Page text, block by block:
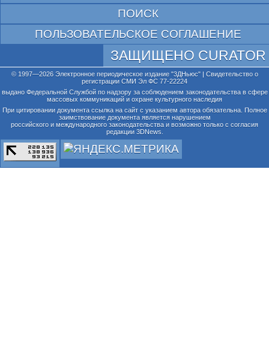
ПОИСК
ПОЛЬЗОВАТЕЛЬСКОЕ СОГЛАШЕНИЕ
ЗАЩИЩЕНО CURATOR
© 1997—2026 Электронное периодическое издание "3ДНьюс" | Свидетельство о
регистрации СМИ Эл ФС 77-22224
выдано Федеральной Службой по надзору за соблюдением законодательства в сфере
массовых коммуникаций и охране культурного наследия
При цитировании документа ссылка на сайт с указанием автора обязательна. Полное
заимствование документа является нарушением
российского и международного законодательства и возможно только с согласия
редакции 3DNews.